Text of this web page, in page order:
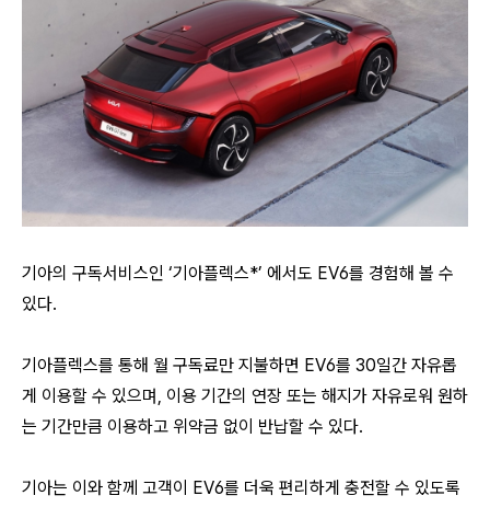
기아의 구독서비스인 ‘기아플렉스*’ 에서도 EV6를 경험해 볼 수
있다.
기아플렉스를 통해 월 구독료만 지불하면 EV6를 30일간 자유롭
게 이용할 수 있으며, 이용 기간의 연장 또는 해지가 자유로워 원하
는 기간만큼 이용하고 위약금 없이 반납할 수 있다.
기아는 이와 함께 고객이 EV6를 더욱 편리하게 충전할 수 있도록